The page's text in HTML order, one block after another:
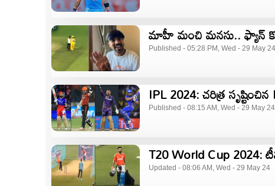
మాహీ మంచి మనసు.. ఫ్యాన్
Published - 05:28 PM, Wed - 29 May 24
IPL 2024: చరిత్ర
Published - 08:15 AM, Wed - 29 May 24
T20 World Cup
Updated - 08:06 AM, Wed - 29 May 24